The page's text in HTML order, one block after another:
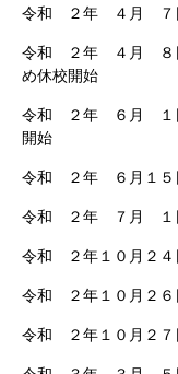
令和 ２年 ４月 ７
令和 ２年 ４月 ８日
め休校開始
令和 ２年 ６月 １日
開始
令和 ２年 ６月１５
令和 ２年 ７月 １
令和 ２年１０月２４
令和 ２年１０月２
令和 ２年１０月２